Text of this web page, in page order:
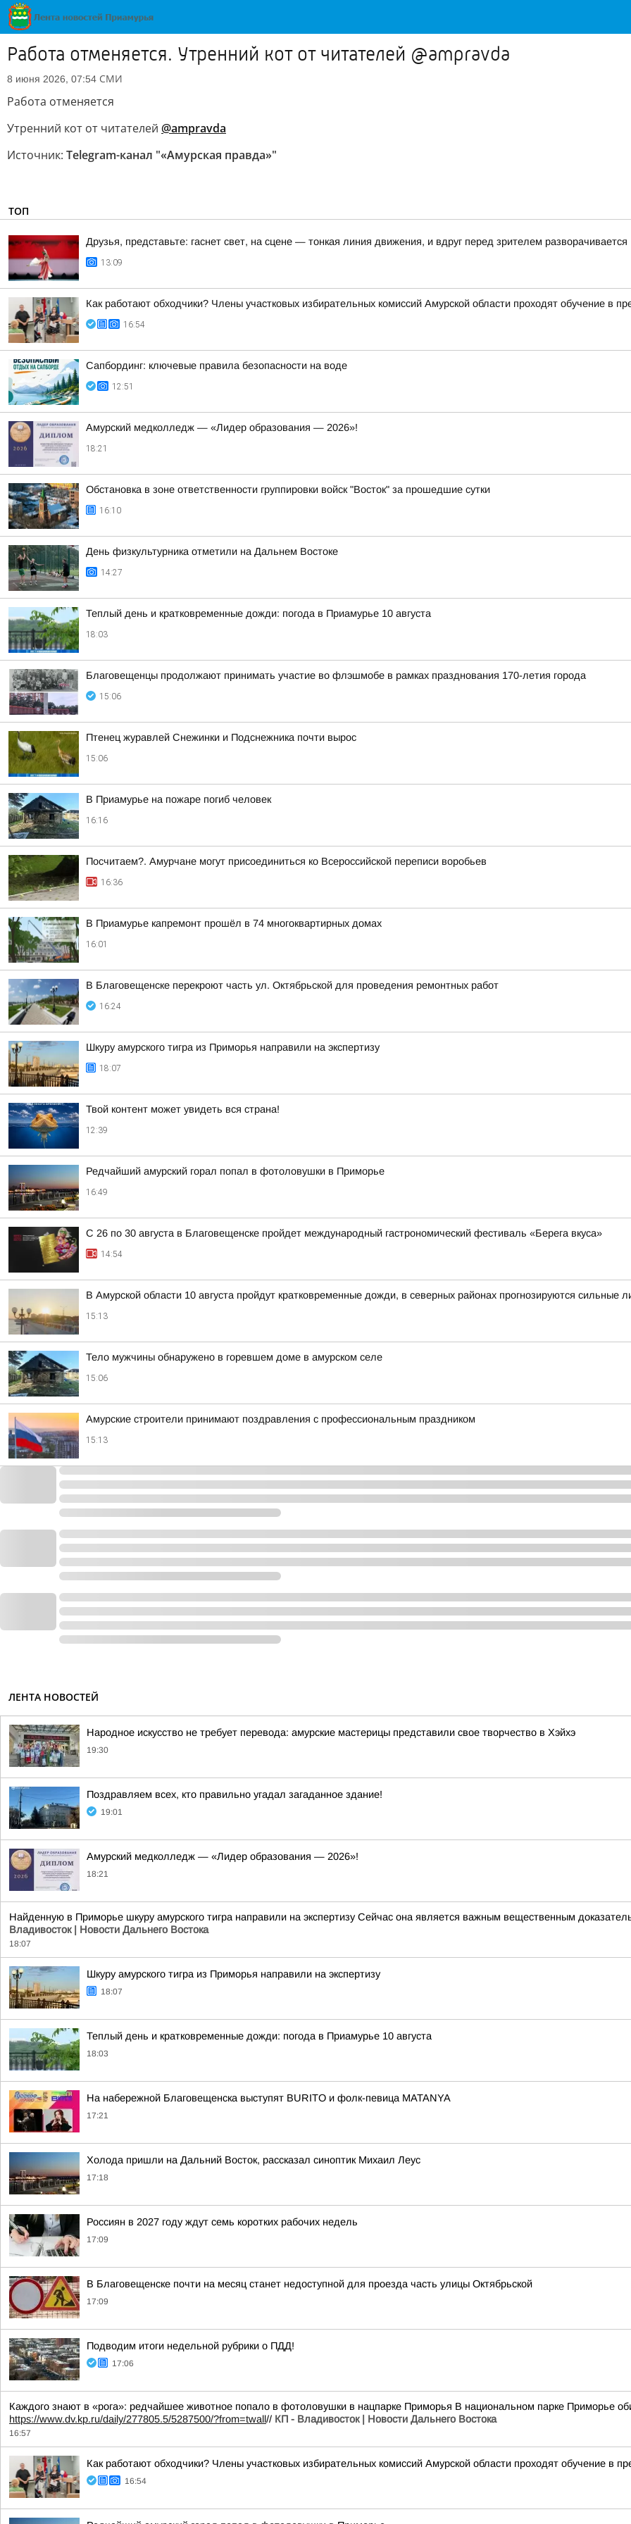
Работа отменяется. Утренний кот от читателей @ampravda
8 июня 2026, 07:54 СМИ
Работа отменяется
Утренний кот от читателей @ampravda
Источник: Telegram-канал "«Амурская правда»"
ТОП
Друзья, представьте: гаснет свет, на сцене — тонкая линия движения, и вдруг перед зрителем разворачивается
13:09
Как работают обходчики? Члены участковых избирательных комиссий Амурской области проходят обучение в
16:54
Сапбординг: ключевые правила безопасности на воде
12:51
Амурский медколледж — «Лидер образования — 2026»!
18:21
Обстановка в зоне ответственности группировки войск "Восток" за прошедшие сутки
16:10
День физкультурника отметили на Дальнем Востоке
14:27
Теплый день и кратковременные дожди: погода в Приамурье 10 августа
18:03
Благовещенцы продолжают принимать участие во флэшмобе в рамках празднования 170-летия города
15:06
Птенец журавлей Снежинки и Подснежника почти вырос
15:06
В Приамурье на пожаре погиб человек
16:16
Посчитаем?. Амурчане могут присоединиться ко Всероссийской переписи воробьев
16:36
В Приамурье капремонт прошёл в 74 многоквартирных домах
16:01
В Благовещенске перекроют часть ул. Октябрьской для проведения ремонтных работ
16:24
Шкуру амурского тигра из Приморья направили на экспертизу
18:07
Твой контент может увидеть вся страна!
12:39
Редчайший амурский горал попал в фотоловушки в Приморье
16:49
С 26 по 30 августа в Благовещенске пройдет международный гастрономический фестиваль «Берега вкуса»
14:54
В Амурской области 10 августа пройдут кратковременные дожди, в северных районах прогнозируются сильные
15:13
Тело мужчины обнаружено в горевшем доме в амурском селе
15:06
Амурские строители принимают поздравления с профессиональным праздником
15:13
ЛЕНТА НОВОСТЕЙ
Народное искусство не требует перевода: амурские мастерицы представили свое творчество в Хэйхэ
19:30
Поздравляем всех, кто правильно угадал загаданное здание!
19:01
Амурский медколледж — «Лидер образования — 2026»!
18:21
Найденную в Приморье шкуру амурского тигра направили на экспертизу Сейчас она является важным вещественным
Владивосток | Новости Дальнего Востока
18:07
Шкуру амурского тигра из Приморья направили на экспертизу
18:07
Теплый день и кратковременные дожди: погода в Приамурье 10 августа
18:03
На набережной Благовещенска выступят BURITO и фолк-певица MATANYA
17:21
Холода пришли на Дальний Восток, рассказал синоптик Михаил Леус
17:18
Россиян в 2027 году ждут семь коротких рабочих недель
17:09
В Благовещенске почти на месяц станет недоступной для проезда часть улицы Октябрьской
17:09
Подводим итоги недельной рубрики о ПДД!
17:06
Каждого знают в «рога»: редчайшее животное попало в фотоловушки в нацпарке Приморья В национальном парке Приморье
https://www.dv.kp.ru/daily/277805.5/5287500/?from=twall// КП - Владивосток | Новости Дальнего Востока
16:57
Как работают обходчики? Члены участковых избирательных комиссий Амурской области проходят обучение в
16:54